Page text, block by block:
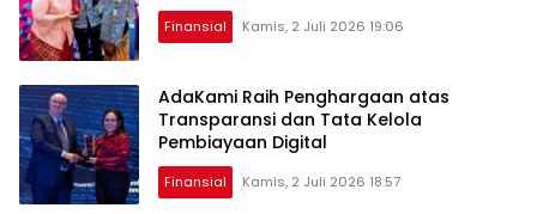
Finansial Kamis, 2 Juli 2026 19:06
AdaKami Raih Penghargaan atas
Transparansi dan Tata Kelola
Pembiayaan Digital
Finansial Kamis, 2 Juli 2026 18:57